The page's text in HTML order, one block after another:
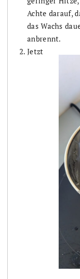
Achte darauf,
das Wachs
anbrennt.
Jetzt